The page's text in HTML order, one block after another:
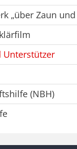
„über Zaun und
Unterstützer
(NBH)